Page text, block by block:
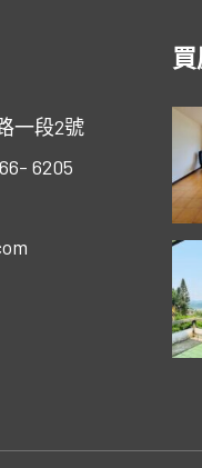
一段2號
6205
買